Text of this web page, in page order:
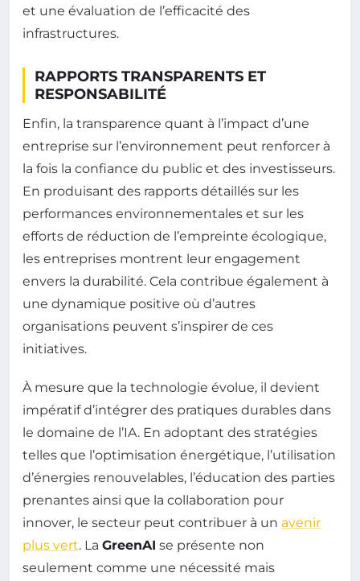
et une évaluation de l’efficacité des
infrastructures.
RAPPORTS TRANSPARENTS ET
RESPONSABILITÉ
Enfin, la transparence quant à l’impact d’une
entreprise sur l’environnement peut renforcer à
la fois la confiance du public et des investisseurs.
En produisant des rapports détaillés sur les
performances environnementales et sur les
efforts de réduction de l’empreinte écologique,
les entreprises montrent leur engagement
envers la durabilité. Cela contribue également à
une dynamique positive où d’autres
organisations peuvent s’inspirer de ces
initiatives.
À mesure que la technologie évolue, il devient
impératif d’intégrer des pratiques durables dans
le domaine de l’IA. En adoptant des stratégies
telles que l’optimisation énergétique, l’utilisation
d’énergies renouvelables, l’éducation des parties
prenantes ainsi que la collaboration pour
innover, le secteur peut contribuer à un avenir
plus vert. La GreenAI se présente non
seulement comme une nécessité mais